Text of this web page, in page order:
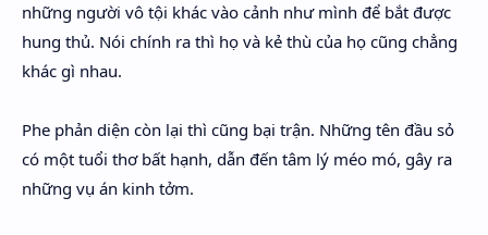
những người vô tội khác vào cảnh như mình để bắt được
hung thủ. Nói chính ra thì họ và kẻ thù của họ cũng chẳng
khác gì nhau.
Phe phản diện còn lại thì cũng bại trận. Những tên đầu sỏ
có một tuổi thơ bất hạnh, dẫn đến tâm lý méo mó, gây ra
những vụ án kinh tởm.